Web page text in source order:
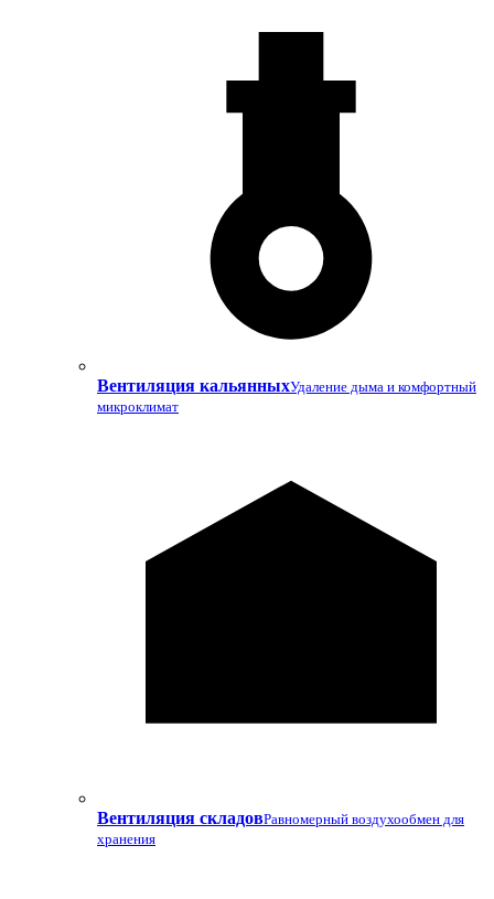
Вентиляция кальянныхУдаление дыма и комфортный
микроклимат
Вентиляция складовРавномерный воздухообмен для
хранения